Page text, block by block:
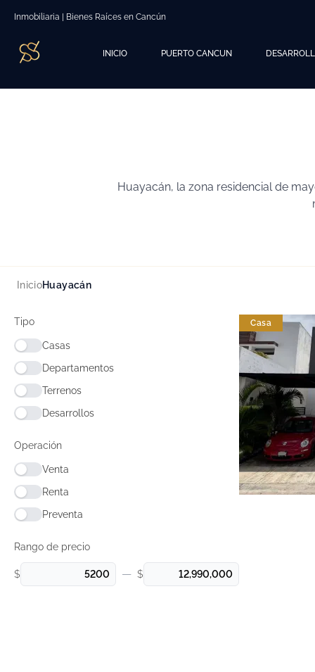
Inmobiliaria | Bienes Raíces en Cancún
INICIO PUERTO CANCUN
Huayacán, la zona residencial de
InicioHuayacán
Tipo
Casas
Departamentos
Terrenos
Desarrollos
Operación
Venta
Renta
Preventa
Rango de precio
$ — $
Casa